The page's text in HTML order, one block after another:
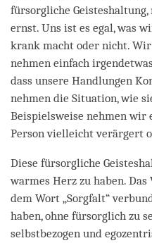
fürsorgliche
ernst. Uns ist es egal, was
krank macht oder nicht.
nehmen einfach
dass unsere Handlungen
nehmen die Situation, wie
Beispielsweise nehmen wir
Person vielleicht verärgert
Diese fürsorgliche
warmes Herz zu haben.
dem Wort „Sorgfalt“
haben, ohne fürsorglich zu
selbstbezogen und